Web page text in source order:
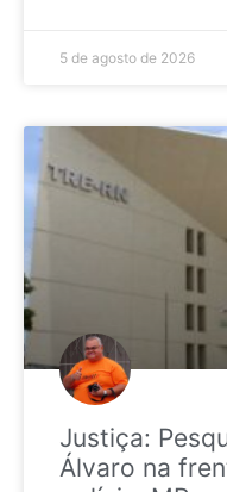
5 de agosto de 2026
Justiça:
Álvaro na